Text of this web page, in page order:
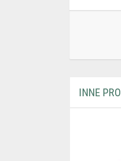
INNE